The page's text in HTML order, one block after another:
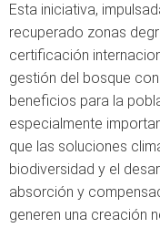
Esta iniciativa,
recuperado zonas
certificación
gestión del bosque
beneficios para la
especialmente
que las soluciones
biodiversidad y el
absorción y
generen una creación